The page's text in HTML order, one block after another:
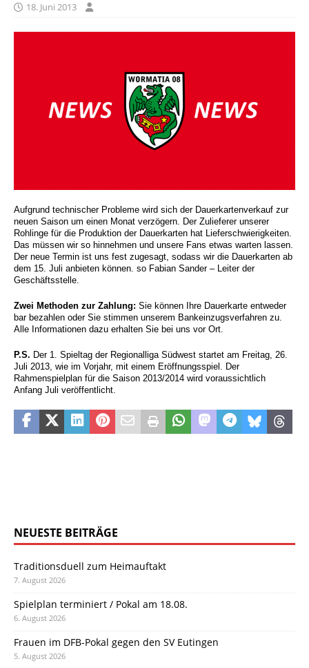
18. Juni 2013
Aufgrund technischer Probleme wird sich der Dauerkartenverkauf zur
neuen Saison um einen Monat verzögern. Der Zulieferer unserer
Rohlinge für die Produktion der Dauerkarten hat Lieferschwierigkeiten.
Das müssen wir so hinnehmen und unsere Fans etwas warten lassen.
Der neue Termin ist uns fest zugesagt, sodass wir die Dauerkarten ab
dem 15. Juli anbieten können. so Fabian Sander – Leiter der
Geschäftsstelle.
Zwei Methoden zur Zahlung: Sie können Ihre Dauerkarte entweder
bar bezahlen oder Sie stimmen unserem Bankeinzugsverfahren zu.
Alle Informationen dazu erhalten Sie bei uns vor Ort.
P.S. Der 1. Spieltag der Regionalliga Südwest startet am Freitag, 26.
Juli 2013, wie im Vorjahr, mit einem Eröffnungsspiel. Der
Rahmenspielplan für die Saison 2013/2014 wird voraussichtlich
Anfang Juli veröffentlicht.
NEUESTE BEITRÄGE
Traditionsduell zum Heimauftakt
7. August 2026
Spielplan terminiert / Pokal am 18.08.
6. August 2026
Frauen im DFB-Pokal gegen den SV Eutingen
5. August 2026